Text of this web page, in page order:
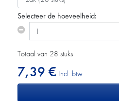
Selecteer de hoeveelheid:
Totaal van 28 stuks
7,39 € Incl. btw